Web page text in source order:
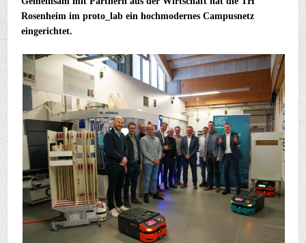
Rosenheim im proto_lab ein hochmodernes Campusnetz
eingerichtet.